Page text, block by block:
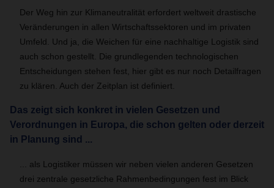
Der Weg hin zur Klimaneutralität erfordert weltweit drastische
Veränderungen in allen Wirtschaftssektoren und im privaten
Umfeld. Und ja, die Weichen für eine nachhaltige Logistik sind
auch schon gestellt. Die grundlegenden technologischen
Entscheidungen stehen fest, hier gibt es nur noch Detailfragen
zu klären. Auch der Zeitplan ist definiert.
Das zeigt sich konkret in vielen Gesetzen und
Verordnungen in Europa, die schon gelten oder derzeit
in Planung sind ...
... als Logistiker müssen wir neben vielen anderen Gesetzen
drei zentrale gesetzliche Rahmenbedingungen fest im Blick